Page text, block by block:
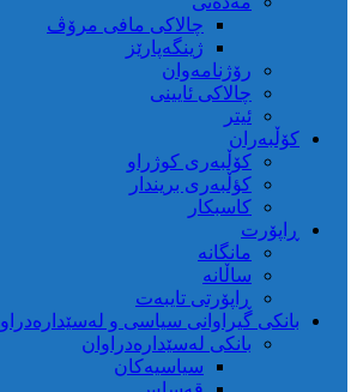
چالاکی مافی مرۆڤ
ژینگەپارێز
رۆژنامەوان
چالاکی ئایینی
ئیتر
کۆڵبەران
کۆڵبەری کوژراو
کؤڵبەری بریندار
کاسبکار
ڕاپۆرت
مانگانە
ساڵانە
ڕاپۆرتی تایبەت
بانکی گیراوانی سیاسی و لەسێدارەدراو
بانکی لەسێدارەدراوان
سیاسیەکان